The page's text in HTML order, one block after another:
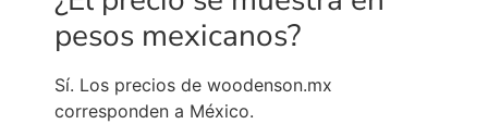
pesos mexicanos?
Sí. Los precios de woodenson.mx
corresponden a México.